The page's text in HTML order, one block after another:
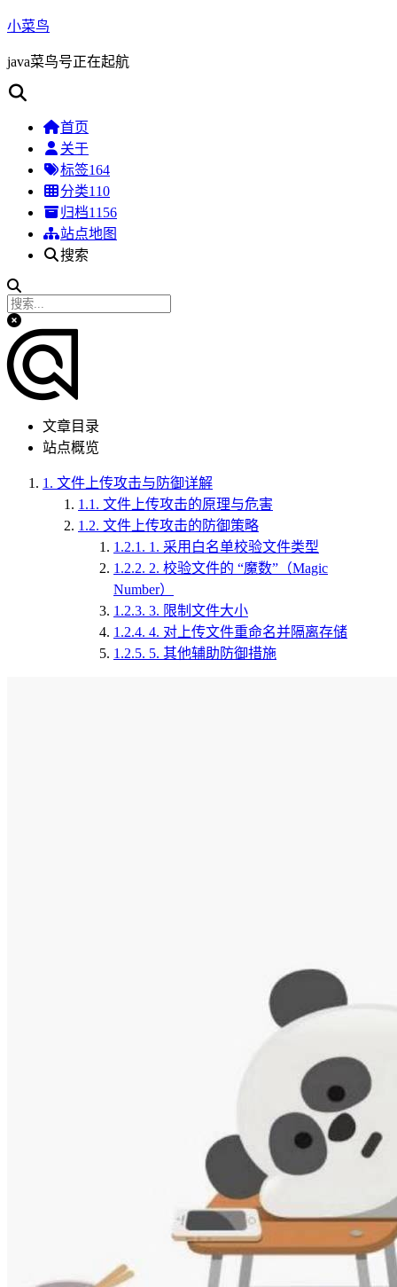
小菜鸟
java菜鸟号正在起航
首页
关于
标签164
分类110
归档1156
站点地图
搜索
文章目录
站点概览
1. 文件上传攻击与防御详解
1.1. 文件上传攻击的原理与危害
1.2. 文件上传攻击的防御策略
1.2.1. 1. 采用白名单校验文件类型
1.2.2. 2. 校验文件的 “魔数”（Magic
Number）
1.2.3. 3. 限制文件大小
1.2.4. 4. 对上传文件重命名并隔离存储
1.2.5. 5. 其他辅助防御措施